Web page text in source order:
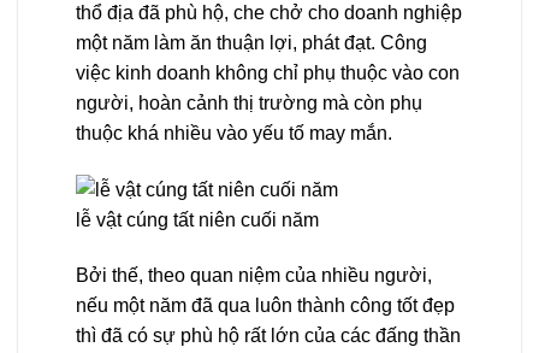
thổ địa đã phù hộ, che chở cho doanh nghiệp
một năm làm ăn thuận lợi, phát đạt. Công
việc kinh doanh không chỉ phụ thuộc vào con
người, hoàn cảnh thị trường mà còn phụ
thuộc khá nhiều vào yếu tố may mắn.
lễ vật cúng tất niên cuối năm
Bởi thế, theo quan niệm của nhiều người,
nếu một năm đã qua luôn thành công tốt đẹp
thì đã có sự phù hộ rất lớn của các đấng thần